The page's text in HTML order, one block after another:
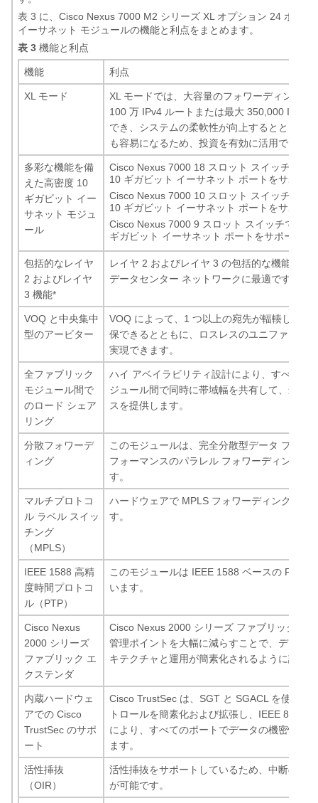
表 3 に、Cisco Nexus 7000 M2 シリーズ XL オプション 24 ポート
イーサネット モジュールの機能と利点をまとめます。
表 3 機能と利点
機能 利点
XL モード
XL モードでは、大容量のフォワーディング
100 万 IPv4 ルートまたは最大 350,000 IPv6
でき、システムの柔軟性が向上するとともに
も容易になるため、投資を有効に活用できま
多彩な機能を備
えた高密度 10
ギガビット イー
サネット モジュ
ール
Cisco Nexus 7000 18 スロット スイッチでは
10 ギガビット イーサネット ポートをサポー
Cisco Nexus 7000 10 スロット スイッチでは
10 ギガビット イーサネット ポートをサポー
Cisco Nexus 7000 9 スロット スイッチでは
ギガビット イーサネット ポートをサポートし
包括的なレイヤ
2 およびレイヤ
3 機能*
レイヤ 2 およびレイヤ 3 の包括的な機能を備
データセンター ネットワークに最適です。
VOQ と中央集中
型のアービター
VOQ によって、1 つ以上の宛先が輻輳してい
保できるとともに、ロスレスのユニファイド
実現できます。
全ファブリック
モジュール間で
のロード シェア
リング
ハイ アベイラビリティ設計により、すべての
ジュール間で同時に帯域幅を共有して、最適
スを提供します。
分散フォワーデ
ィング
このモジュールは、完全分散型データ プレー
フォーマンスのパラレル フォワーディングが
す。
マルチプロトコ
ル ラベル スイッ
チング
（MPLS）
ハードウェアで MPLS フォワーディングをサ
す。
IEEE 1588 高精
度時間プロトコ
ル（PTP）
このモジュールは IEEE 1588 ベースの PTP
います。
Cisco Nexus
2000 シリーズ
ファブリック エ
クステンダ
Cisco Nexus 2000 シリーズ ファブリック エ
管理ポイントを大幅に減らすことで、データ
キテクチャと運用が簡素化されるように設計
内蔵ハードウェ
アでの Cisco
TrustSec のサポ
ート
Cisco TrustSec は、SGT と SGACL を使用し
トロールを簡素化および拡張し、IEEE
により、すべてのポートでデータの機密性と
ます。
活性挿抜
（OIR）
活性挿抜をサポートしているため、中断のな
が可能です。